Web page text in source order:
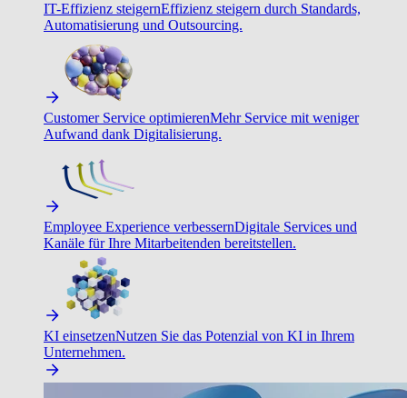
IT-Effizienz steigernEffizienz steigern durch Standards,
Automatisierung und Outsourcing.
Customer Service optimierenMehr Service mit weniger
Aufwand dank Digitalisierung.
Employee Experience verbessernDigitale Services und
Kanäle für Ihre Mitarbeitenden bereitstellen.
KI einsetzenNutzen Sie das Potenzial von KI in Ihrem
Unternehmen.